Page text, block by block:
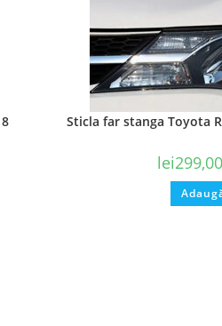
Sticla far stanga Toyota
lei299,00